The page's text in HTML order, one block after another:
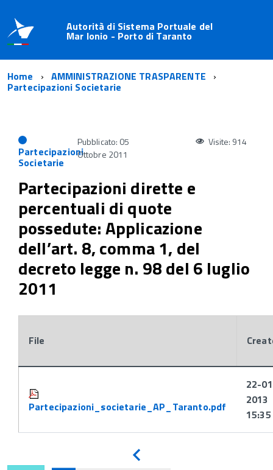
Autorità di Sistema Portuale del
Mar Ionio - Porto di Taranto
Home AMMINISTRAZIONE TRASPARENTE
Partecipazioni Societarie
Partecipazioni
Societarie
Pubblicato: 05
Ottobre 2011
Visite: 914
Partecipazioni dirette e
percentuali di quote
possedute: Applicazione
dell’art. 8, comma 1, del
decreto legge n. 98 del 6 luglio
2011
File
Partecipazioni_societarie_AP_Taranto.pdf
22-
2013
15:35